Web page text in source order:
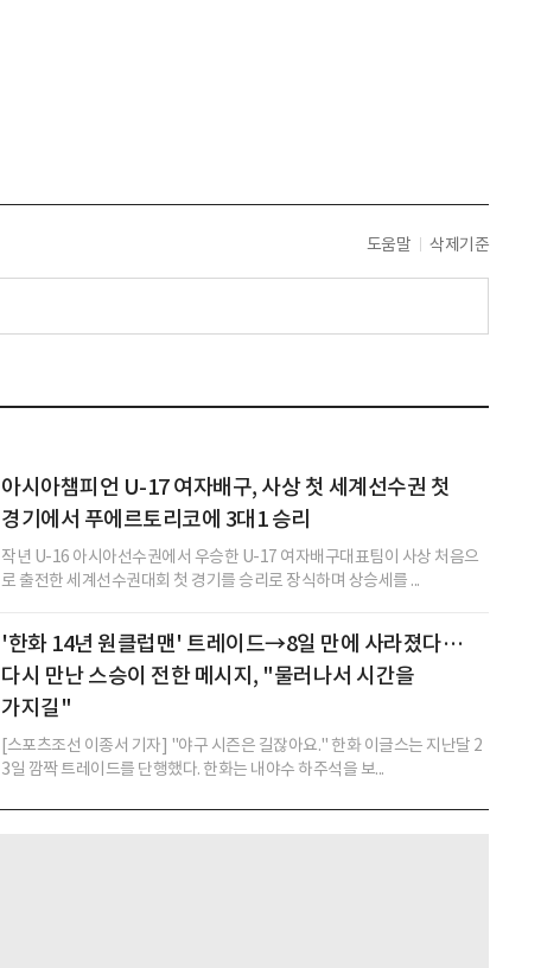
도움말 삭제기준
아시아챔피언 U-17 여자배구, 사상 첫 세계선수권 첫
경기에서 푸에르토리코에 3대1 승리
작년 U-16 아시아선수권에서 우승한 U-17 여자배구대표팀이 사상 처음으
로 출전한 세계선수권대회 첫 경기를 승리로 장식하며 상승세를 ...
'한화 14년 원클럽맨' 트레이드→8일 만에 사라졌다…
다시 만난 스승이 전한 메시지, "물러나서 시간을
가지길"
[스포츠조선 이종서 기자] "야구 시즌은 길잖아요." 한화 이글스는 지난달 2
3일 깜짝 트레이드를 단행했다. 한화는 내야수 하주석을 보...